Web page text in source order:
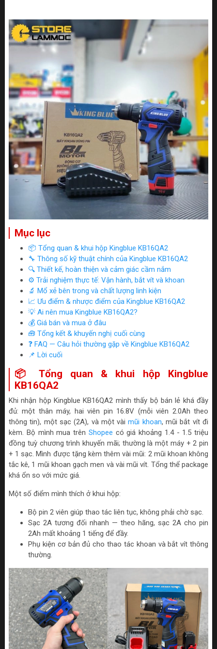
Mục lục
📦 Tổng quan & khui hộp Kingblue KB16QA2
🔧 Thông số kỹ thuật chính của Kingblue KB16QA2
🔍 Thiết kế, hoàn thiện và cảm giác cầm nắm
⚙️ Trải nghiệm thực tế: Vận hành, bắt vít và khoan
🔬 Mổ xẻ bên trong và chất lượng linh kiện
📈 Ưu điểm & nhược điểm của Kingblue KB16QA2
💡 Ai nên mua Kingblue KB16QA2?
💰 Giá bán và mua ở đâu
🧰 Tổng kết & khuyến nghị cuối cùng
❓ FAQ — Câu hỏi thường gặp về Kingblue KB16QA2
📌 Lời cuối
📦 Tổng quan & khui hộp Kingblue
KB16QA2
Khi nhận hộp Kingblue KB16QA2 mình thấy bộ bán lẻ khá đầy
đủ: một thân máy, hai viên pin 16.8V (mỗi viên 2.0Ah theo
thông tin), một sạc (2A), và một vàimũi khoan, mũi bắt vít đi
kèm. Bộ mình mua trên Shopee có giá khoảng 1.4 - 1.5 triệu
đồng tuỳ chương trình khuyến mãi; thường là một máy + 2 pin
+ 1 sạc. Mình được tặng kèm thêm vài mũi: 2 mũi khoan không
tắc kê, 1 mũi khoan gạch men và vài mũi vít. Tổng thể package
khá ổn so với mức giá.
Một số điểm mình thích ở khui hộp:
Bộ pin 2 viên giúp thao tác liên tục, không phải chờ sạc.
Sạc 2A tương đối nhanh — theo hãng, sạc 2A cho pin
2Ah mất khoảng 1 tiếng để đầy.
Phụ kiện cơ bản đủ cho thao tác khoan và bắt vít thông
thường.